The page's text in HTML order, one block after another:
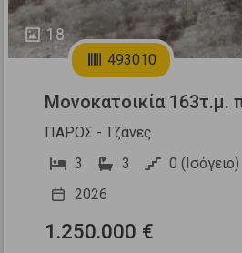
18
493010
Μονοκατοικία 163τ.μ.
ΠΑΡΟΣ - Τζάνες
3
3 0 (Ισόγειο)
2026
1.250.000 €